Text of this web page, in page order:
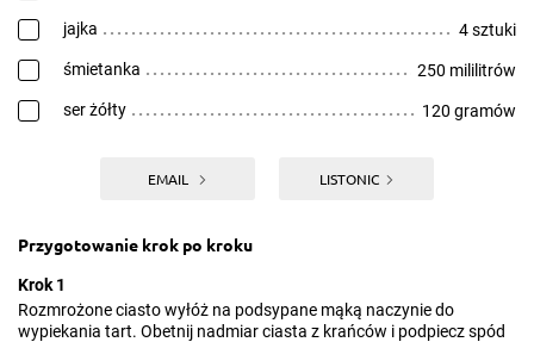
jajka 4 sztuki
śmietanka 250 mililitrów
ser żółty 120 gramów
EMAIL LISTONIC
Przygotowanie krok po kroku
Krok 1
Rozmrożone ciasto wyłóż na podsypane mąką naczynie do
wypiekania tart. Obetnij nadmiar ciasta z krańców i podpiecz spód